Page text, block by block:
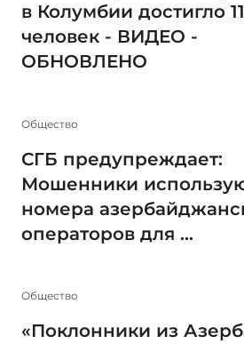
в Колумбии достигло
человек - ВИДЕО -
ОБНОВЛЕНО
Общество
СГБ предупреждает:
Мошенники
номера
операторов для ...
Общество
«Поклонники из